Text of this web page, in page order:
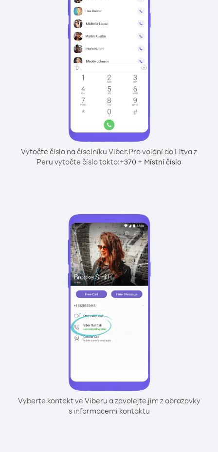
Vytočte číslo na číselníku Viber.Pro volání do Litva z
Peru vytočte číslo takto:+370 + Místní číslo
Vyberte kontakt ve Viberu a zavolejte jim z obrazovky
s informacemi kontaktu